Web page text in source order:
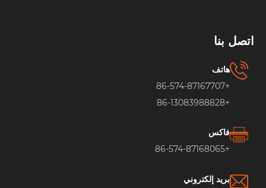
اتصل بنا
هاتف
+86-574-87167707
+86-13083988828
فاكس
+86-574-87168065
بريد إلكتروني